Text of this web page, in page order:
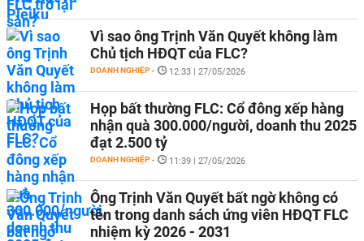
Vì sao ông Trịnh Văn Quyết không làm
Chủ tịch HĐQT của FLC?
DOANH NGHIỆP - 12:33 | 27/05/2026
Họp bất thường FLC: Cổ đông xếp hàng
nhận quà 300.000/người, doanh thu 2025
đạt 2.500 tỷ
DOANH NGHIỆP - 11:39 | 27/05/2026
Ông Trịnh Văn Quyết bất ngờ không có
tên trong danh sách ứng viên HĐQT FLC
nhiệm kỳ 2026 - 2031